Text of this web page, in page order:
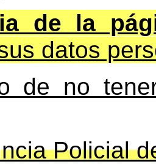
de la
datos
de no
Policial